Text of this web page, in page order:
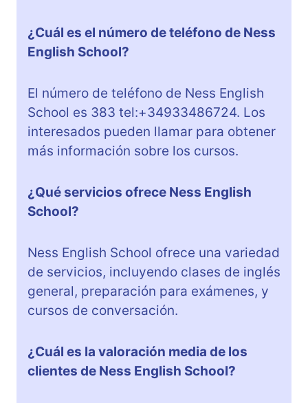
¿Cuál es el número de teléfono de Ness
English School?
El número de teléfono de Ness English
School es 383 tel:+34933486724. Los
interesados pueden llamar para obtener
más información sobre los cursos.
¿Qué servicios ofrece Ness English
School?
Ness English School ofrece una variedad
de servicios, incluyendo clases de inglés
general, preparación para exámenes, y
cursos de conversación.
¿Cuál es la valoración media de los
clientes de Ness English School?